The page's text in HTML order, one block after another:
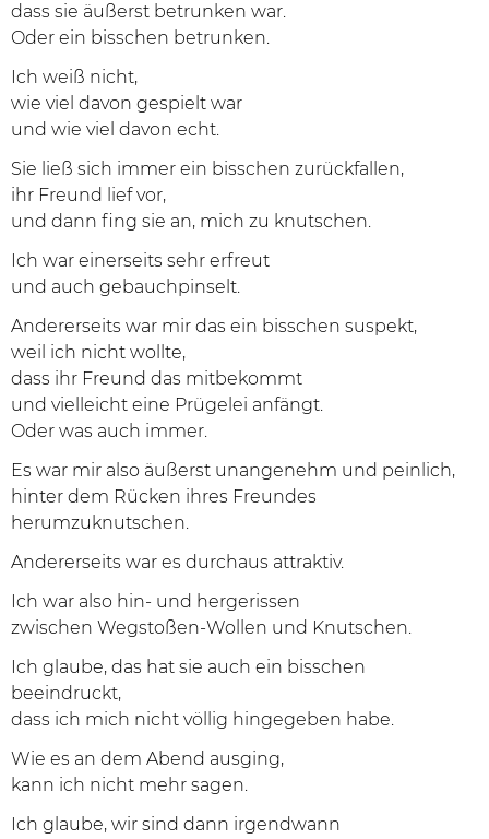
dass sie äußerst betrunken war.
Oder ein bisschen betrunken.
Ich weiß nicht,
wie viel davon gespielt war
und wie viel davon echt.
Sie ließ sich immer ein bisschen zurückfallen,
ihr Freund lief vor,
und dann fing sie an, mich zu knutschen.
Ich war einerseits sehr erfreut
und auch gebauchpinselt.
Andererseits war mir das ein bisschen suspekt,
weil ich nicht wollte,
dass ihr Freund das mitbekommt
und vielleicht eine Prügelei anfängt.
Oder was auch immer.
Es war mir also äußerst unangenehm und peinlich,
hinter dem Rücken ihres Freundes
herumzuknutschen.
Andererseits war es durchaus attraktiv.
Ich war also hin- und hergerissen
zwischen Wegstoßen-Wollen und Knutschen.
Ich glaube, das hat sie auch ein bisschen
beeindruckt,
dass ich mich nicht völlig hingegeben habe.
Wie es an dem Abend ausging,
kann ich nicht mehr sagen.
Ich glaube, wir sind dann irgendwann